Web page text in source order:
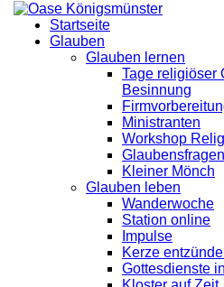
Startseite
Glauben
Glauben lernen
Tage religiöser
Besinnung
Ministranten
Workshop
Glaubensfragen
Kleiner Mönch
Glauben leben
Wanderwoche
Station online
Impulse
Kerze
Gottesdienste